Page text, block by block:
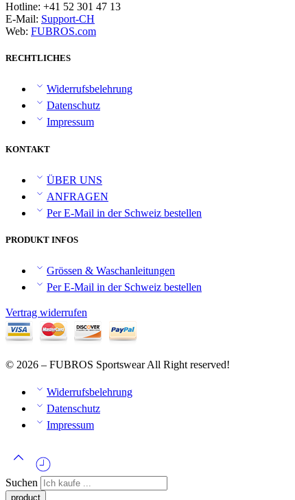
Hotline: +41 52 301 47 13
E-Mail: Support-CH
Web: FUBROS.com
RECHTLICHES
Widerrufsbelehrung
Datenschutz
Impressum
KONTAKT
ÜBER UNS
ANFRAGEN
Per E-Mail in der Schweiz bestellen
PRODUKT INFOS
Grössen & Waschanleitungen
Per E-Mail in der Schweiz bestellen
Vertrag widerrufen
© 2026 – FUBROS Sportswear All Right reserved!
Widerrufsbelehrung
Datenschutz
Impressum
Suchen